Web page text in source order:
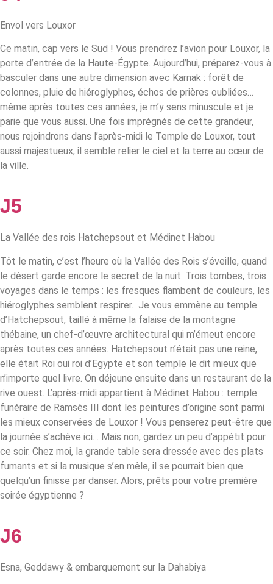
Envol vers Louxor
Ce matin, cap vers le Sud ! Vous prendrez l’avion pour Louxor, la
porte d’entrée de la Haute‑Égypte. Aujourd’hui, préparez-vous à
basculer dans une autre dimension avec Karnak : forêt de
colonnes, pluie de hiéroglyphes, échos de prières oubliées…
même après toutes ces années, je m’y sens minuscule et je
parie que vous aussi. Une fois imprégnés de cette grandeur,
nous rejoindrons dans l’après-midi le Temple de Louxor, tout
aussi majestueux, il semble relier le ciel et la terre au cœur de
la ville.
J5
La Vallée des rois Hatchepsout et Médinet Habou
Tôt le matin, c’est l’heure où la Vallée des Rois s’éveille, quand
le désert garde encore le secret de la nuit. Trois tombes, trois
voyages dans le temps : les fresques flambent de couleurs, les
hiéroglyphes semblent respirer. Je vous emmène au temple
d’Hatchepsout, taillé à même la falaise de la montagne
thébaine, un chef-d’œuvre architectural qui m’émeut encore
après toutes ces années. Hatchepsout n’était pas une reine,
elle était Roi oui roi d’Egypte et son temple le dit mieux que
n’importe quel livre. On déjeune ensuite dans un restaurant de la
rive ouest. L’après-midi appartient à Médinet Habou : temple
funéraire de Ramsès III dont les peintures d’origine sont parmi
les mieux conservées de Louxor ! Vous penserez peut-être que
la journée s’achève ici… Mais non, gardez un peu d’appétit pour
ce soir. Chez moi, la grande table sera dressée avec des plats
fumants et si la musique s’en mêle, il se pourrait bien que
quelqu’un finisse par danser. Alors, prêts pour votre première
soirée égyptienne ?
J6
Esna, Geddawy & embarquement sur la Dahabiya